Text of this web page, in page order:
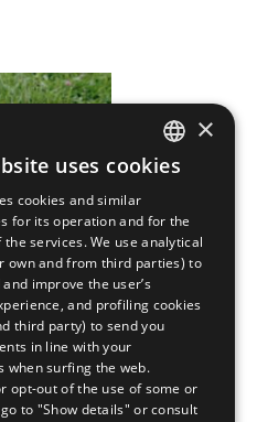
des
ENGLISH
×
uses cookies
cookies and similar
for its operation and for the
the services. We use analytical
own and from third parties) to
improve the user’s
and profiling cookies
third party) to send you
in line with your
when surfing the web.
opt-out of the use of some or
to "Show details" or consult